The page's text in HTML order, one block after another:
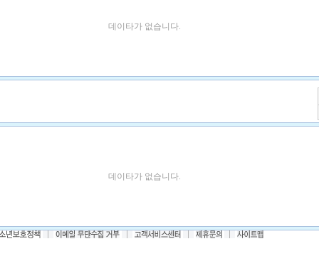
데이타가 없습니다.
데이타가 없습니다.